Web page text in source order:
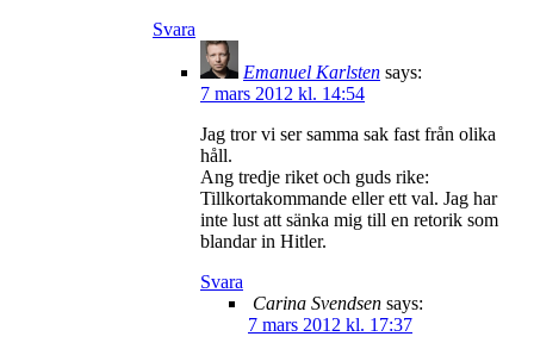
Svara
Emanuel Karlsten says:
7 mars 2012 kl. 14:54
Jag tror vi ser samma sak fast från olika
håll.
Ang tredje riket och guds rike:
Tillkortakommande eller ett val. Jag har
inte lust att sänka mig till en retorik som
blandar in Hitler.
Svara
Carina Svendsen says:
7 mars 2012 kl. 17:37